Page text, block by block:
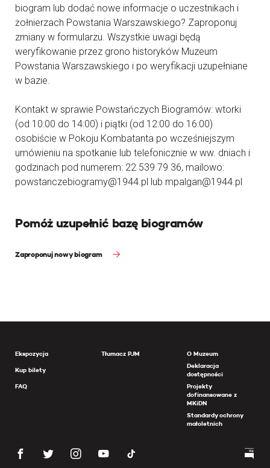
biogram lub dodać nowe informacje o uczestnikach i
żołnierzach Powstania Warszawskiego? Zaproponuj
zmiany w formularzu. Wszystkie uwagi będą
weryfikowanie przez grono historyków Muzeum
Powstania Warszawskiego i po weryfikacji uzupełniane
w bazie.
Kontakt w sprawie Powstańczych Biogramów: wtorki
(od 10:00 do 14:00) i piątki (od 12:00 do 16:00)
osobiście w Pokoju Kombatanta po wcześniejszym
umówieniu na spotkanie lub telefonicznie w ww. dniach i
godzinach pod numerem: 22 539 79 36, mailowo:
powstanczebiogramy@1944.pl lub mpalgan@1944.pl
Pomóż uzupełnić bazę biogramów
Zaproponuj nowy biogram
Ekspozycja
Kup bilety
FAQ
Tłumacz PJM
O Muzeum
Deklaracja
dostępności
Projekty
dofinansowane z
MKiDN
Standardy ochrony
małoletnich